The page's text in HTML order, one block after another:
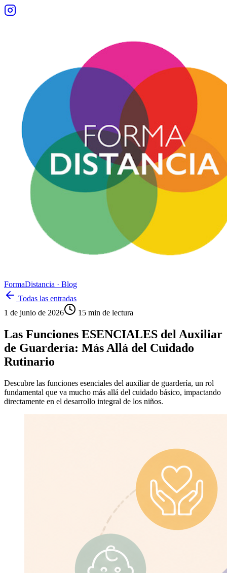
FormaDistancia · Blog
Todas las entradas
1 de junio de 2026
15 min de lectura
Las Funciones ESENCIALES del Auxiliar
de Guardería: Más Allá del Cuidado
Rutinario
Descubre las funciones esenciales del auxiliar de guardería, un rol
fundamental que va mucho más allá del cuidado básico, impactando
directamente en el desarrollo integral de los niños.